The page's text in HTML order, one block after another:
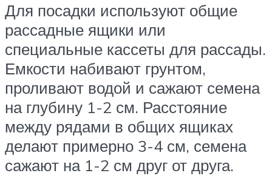
Для посадки используют общие
рассадные ящики или
специальные кассеты для рассады.
Емкости набивают грунтом,
проливают водой и сажают семена
на глубину 1-2 см. Расстояние
между рядами в общих ящиках
делают примерно 3-4 см, семена
сажают на 1-2 см друг от друга.